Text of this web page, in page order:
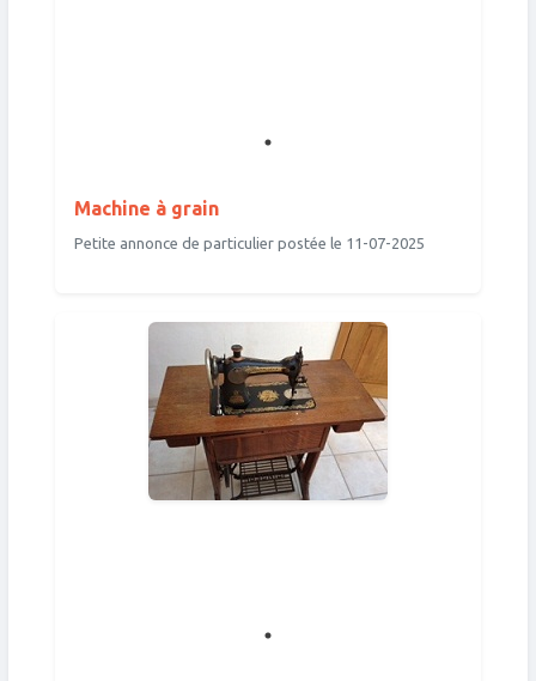
Machine à grain
Petite annonce de particulier postée le 11-07-2025